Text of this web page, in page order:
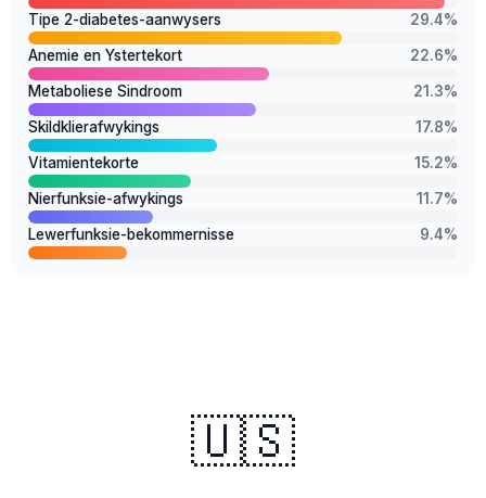
Tipe 2-diabetes-aanwysers 29.4%
Anemie en Ystertekort 22.6%
Metaboliese Sindroom 21.3%
Skildklierafwykings 17.8%
Vitamientekorte 15.2%
Nierfunksie-afwykings 11.7%
Lewerfunksie-bekommernisse 9.4%
🇺🇸